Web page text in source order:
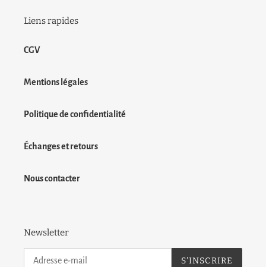
Liens rapides
CGV
Mentions légales
Politique de confidentialité
Échanges et retours
Nous contacter
Newsletter
S'INSCRIRE